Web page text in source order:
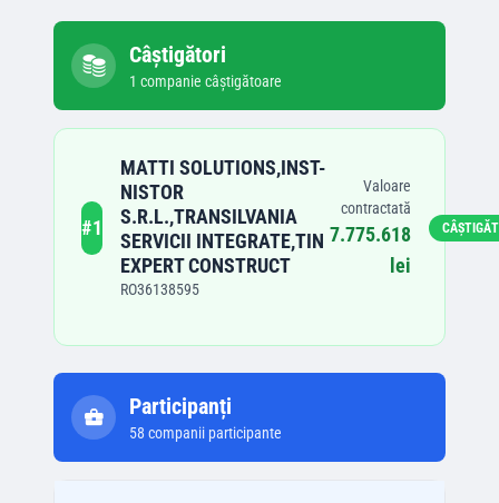
Câștigători
1 companie câștigătoare
#1
MATTI SOLUTIONS,INST-
NISTOR
S.R.L.,TRANSILVANIA
SERVICII INTEGRATE,TIN
EXPERT CONSTRUCT
RO36138595
Valoare
contractată
7.775.618
lei
Participanți
58 companii participante